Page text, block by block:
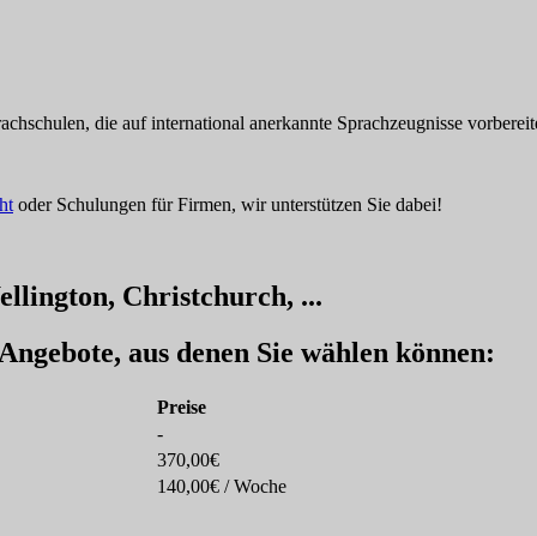
die auf international anerkannte Sprachzeugnisse
oder Schulungen für Firmen, wir unterstützen Sie dabei!
Christchurch, ...
aus denen Sie wählen können:
Preise
-
370,00€
140,00€ / Woche